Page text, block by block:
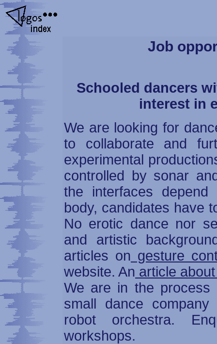
Job
Schooled dancers
interest in
We are looking for
to collaborate and
experimental
controlled by sonar
the interfaces
body, candidates have
No erotic dance nor
and artistic
articles on gesture
website. An article
We are in the process
small dance
robot orchestra.
workshops.